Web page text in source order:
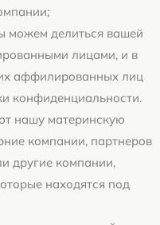
делиться вашей
лицами, и в
аффилированных лиц
конфиденциальности.
нашу материнскую
компании, партнеров
другие компании,
находятся под